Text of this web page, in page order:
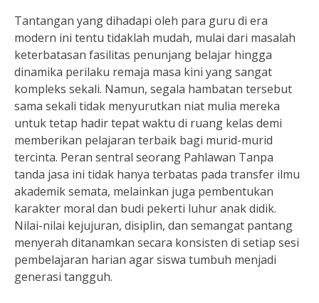
Tantangan yang dihadapi oleh para guru di era
modern ini tentu tidaklah mudah, mulai dari masalah
keterbatasan fasilitas penunjang belajar hingga
dinamika perilaku remaja masa kini yang sangat
kompleks sekali. Namun, segala hambatan tersebut
sama sekali tidak menyurutkan niat mulia mereka
untuk tetap hadir tepat waktu di ruang kelas demi
memberikan pelajaran terbaik bagi murid-murid
tercinta. Peran sentral seorang Pahlawan Tanpa
tanda jasa ini tidak hanya terbatas pada transfer ilmu
akademik semata, melainkan juga pembentukan
karakter moral dan budi pekerti luhur anak didik.
Nilai-nilai kejujuran, disiplin, dan semangat pantang
menyerah ditanamkan secara konsisten di setiap sesi
pembelajaran harian agar siswa tumbuh menjadi
generasi tangguh.